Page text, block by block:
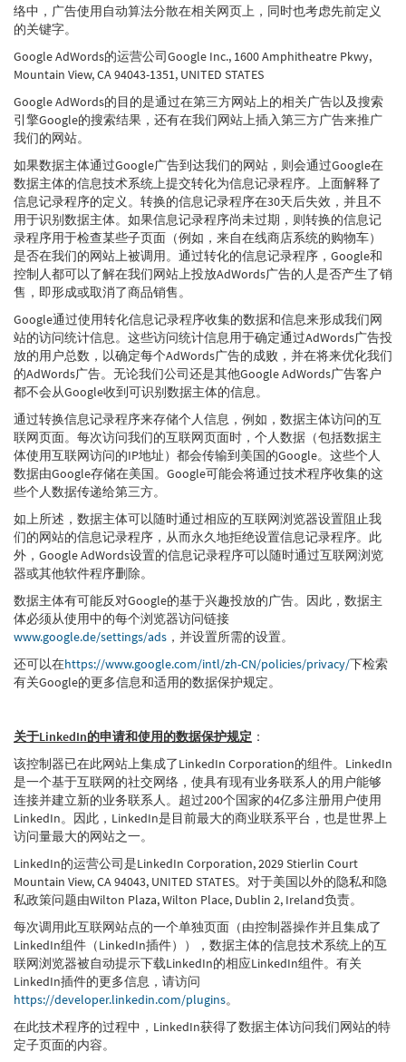
络中，广告使用自动算法分散在相关网页上，同时也考虑先前定义
的关键字。
Google AdWords的运营公司Google Inc., 1600 Amphitheatre Pkwy,
Mountain View, CA 94043-1351, UNITED STATES
Google AdWords的目的是通过在第三方网站上的相关广告以及搜索
引擎Google的搜索结果，还有在我们网站上插入第三方广告来推广
我们的网站。
如果数据主体通过Google广告到达我们的网站，则会通过Google在
数据主体的信息技术系统上提交转化为信息记录程序。上面解释了
信息记录程序的定义。转换的信息记录程序在30天后失效，并且不
用于识别数据主体。如果信息记录程序尚未过期，则转换的信息记
录程序用于检查某些子页面（例如，来自在线商店系统的购物车）
是否在我们的网站上被调用。通过转化的信息记录程序，Google和
控制人都可以了解在我们网站上投放AdWords广告的人是否产生了销
售，即形成或取消了商品销售。
Google通过使用转化信息记录程序收集的数据和信息来形成我们网
站的访问统计信息。这些访问统计信息用于确定通过AdWords广告投
放的用户总数，以确定每个AdWords广告的成败，并在将来优化我们
的AdWords广告。无论我们公司还是其他Google AdWords广告客户
都不会从Google收到可识别数据主体的信息。
通过转换信息记录程序来存储个人信息，例如，数据主体访问的互
联网页面。每次访问我们的互联网页面时，个人数据（包括数据主
体使用互联网访问的IP地址）都会传输到美国的Google。这些个人
数据由Google存储在美国。Google可能会将通过技术程序收集的这
些个人数据传递给第三方。
如上所述，数据主体可以随时通过相应的互联网浏览器设置阻止我
们的网站的信息记录程序，从而永久地拒绝设置信息记录程序。此
外，Google AdWords设置的信息记录程序可以随时通过互联网浏览
器或其他软件程序删除。
数据主体有可能反对Google的基于兴趣投放的广告。因此，数据主
体必须从使用中的每个浏览器访问链接
www.google.de/settings/ads ，并设置所需的设置。
还可以在https://www.google.com/intl/zh-CN/policies/privacy/下检索
有关Google的更多信息和适用的数据保护规定。
关于LinkedIn的申请和使用的数据保护规定 ：
该控制器已在此网站上集成了LinkedIn Corporation的组件。LinkedIn
是一个基于互联网的社交网络，使具有现有业务联系人的用户能够
连接并建立新的业务联系人。超过200个国家的4亿多注册用户使用
LinkedIn。因此，LinkedIn是目前最大的商业联系平台，也是世界上
访问量最大的网站之一。
LinkedIn的运营公司是LinkedIn Corporation, 2029 Stierlin Court
Mountain View, CA 94043, UNITED STATES。对于美国以外的隐私和隐
私政策问题由Wilton Plaza, Wilton Place, Dublin 2, Ireland负责。
每次调用此互联网站点的一个单独页面（由控制器操作并且集成了
LinkedIn组件（LinkedIn插件）），数据主体的信息技术系统上的互
联网浏览器被自动提示下载LinkedIn的相应LinkedIn组件。有关
LinkedIn插件的更多信息，请访问
https://developer.linkedin.com/plugins。
在此技术程序的过程中，LinkedIn获得了数据主体访问我们网站的特
定子页面的内容。